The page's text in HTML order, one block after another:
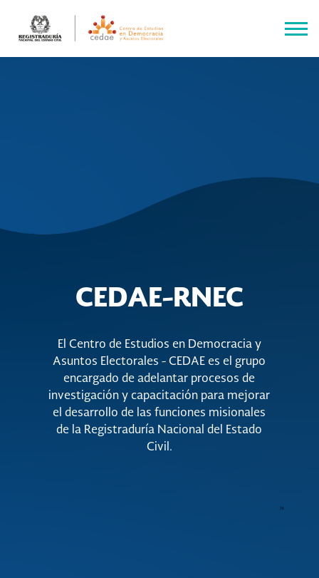
CEDAE-RNEC
El Centro de Estudios en Democracia y
Asuntos Electorales - CEDAE es el grupo
encargado de adelantar procesos de
investigación y capacitación para mejorar
el desarrollo de las funciones misionales
de la Registraduría Nacional del Estado
Civil.